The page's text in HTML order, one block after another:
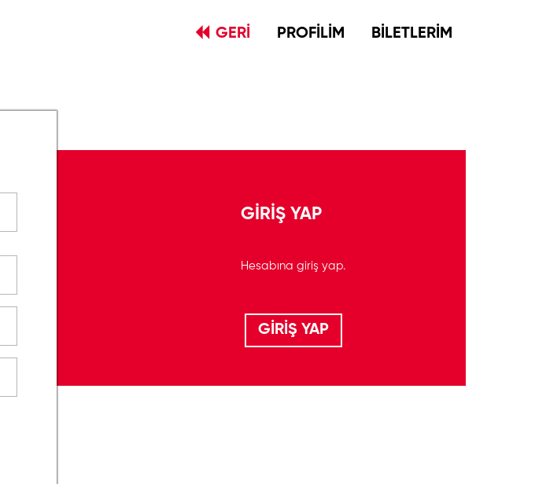
GERİ PROFİLİM BİLETLERİM
GİRİŞ YAP
Hesabına giriş yap.
GİRİŞ YAP